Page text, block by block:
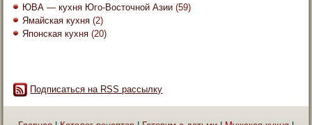
ЮВА — кухня Юго-Восточной Азии (59)
Ямайская кухня (2)
Японская кухня (20)
Подписаться на RSS рассылку